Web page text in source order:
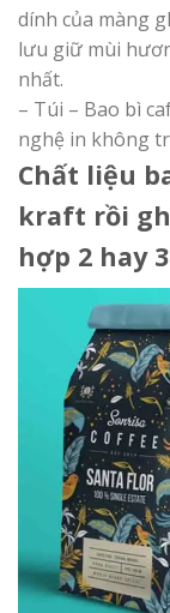
dính của màng
lưu giữ mùi
nhất.
– Túi – Bao bì
nghệ in không
Chất liệu
kraft rồi
hợp 2 hay